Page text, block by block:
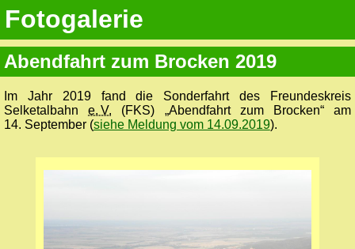
Fotogalerie
Abendfahrt zum Brocken 2019
Im Jahr 2019 fand die Sonderfahrt des Freundeskreis
Selketalbahne. V. (FKS) „Abendfahrt zum Brocken“ am
14. September (siehe Meldung vom 14.09.2019).